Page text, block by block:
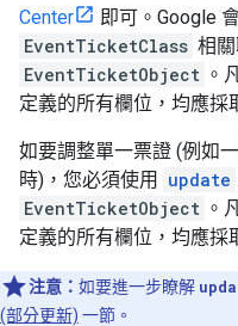
Center
即可。Google
EventTicketClass 相
EventTicketObject 。
定義的所有欄位，均應採
如要調整單一票證 (例如
時)，您必須使用
update
EventTicketObject 。
定義的所有欄位，均應採
注意： 如要進一步瞭解
(部分更新) 一節。